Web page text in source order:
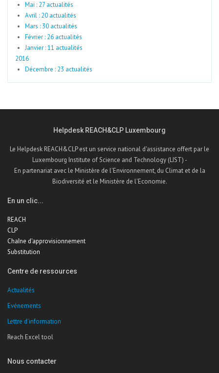
Mai : 27 actualités
Avril : 20 actualités
Mars : 30 actualités
Février : 26 actualités
Janvier : 11 actualités
2016
Décembre : 23 actualités
Helpdesk REACH&CLP Luxembourg
Le Helpdesk REACH&CLP est un service national d'assistance offert par le
Luxembourg Institute of Science and Technology (LIST) -
En partenariat avec le Ministère de l'Environnement, du Climat et de la
Biodiversité et le Ministère de l'Economie.
En un clic...
REACH
CLP
Chaîne d'approvisionnement
Substitution
Centre de ressources
Actualités
Evénements
Lettre d'information
Reach Excel tool
Nous contacter